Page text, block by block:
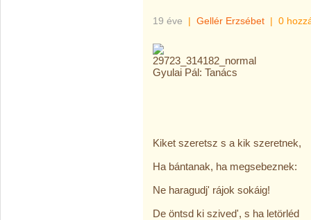
19 éve | Gellér Erzsébet | 0
Gyulai Pál: Tanács
Kiket szeretsz s a kik szeretnek,
Ha bántanak, ha megsebeznek:
Ne haragudj' rájok sokáig!
De öntsd ki szived', s ha letörléd